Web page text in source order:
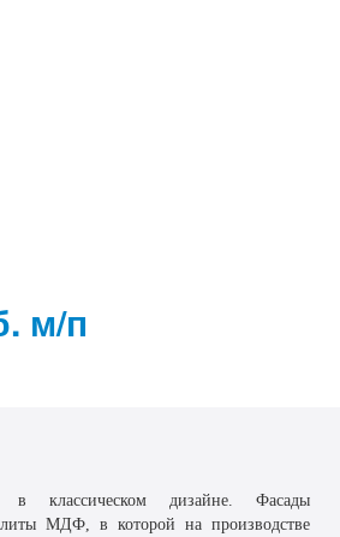
м/п
классическом дизайне. Фасады
МДФ, в которой на производстве